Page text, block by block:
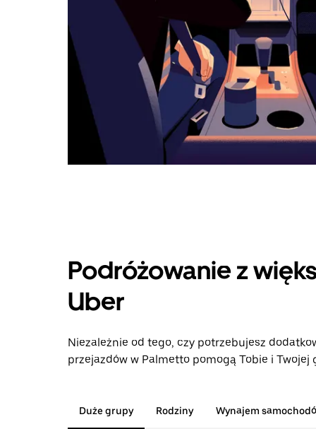
Podróżowanie z
Uber
Niezależnie od tego, czy potrzebujesz
przejazdów w Palmetto pomogą Tobie i
Duże grupy Rodziny Wynajem